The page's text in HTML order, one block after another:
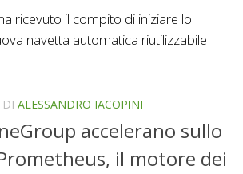
ricevuto il compito di iniziare lo
navetta automatica riutilizzabile
DI ALESSANDRO IACOPINI
accelerano sullo
il motore dei